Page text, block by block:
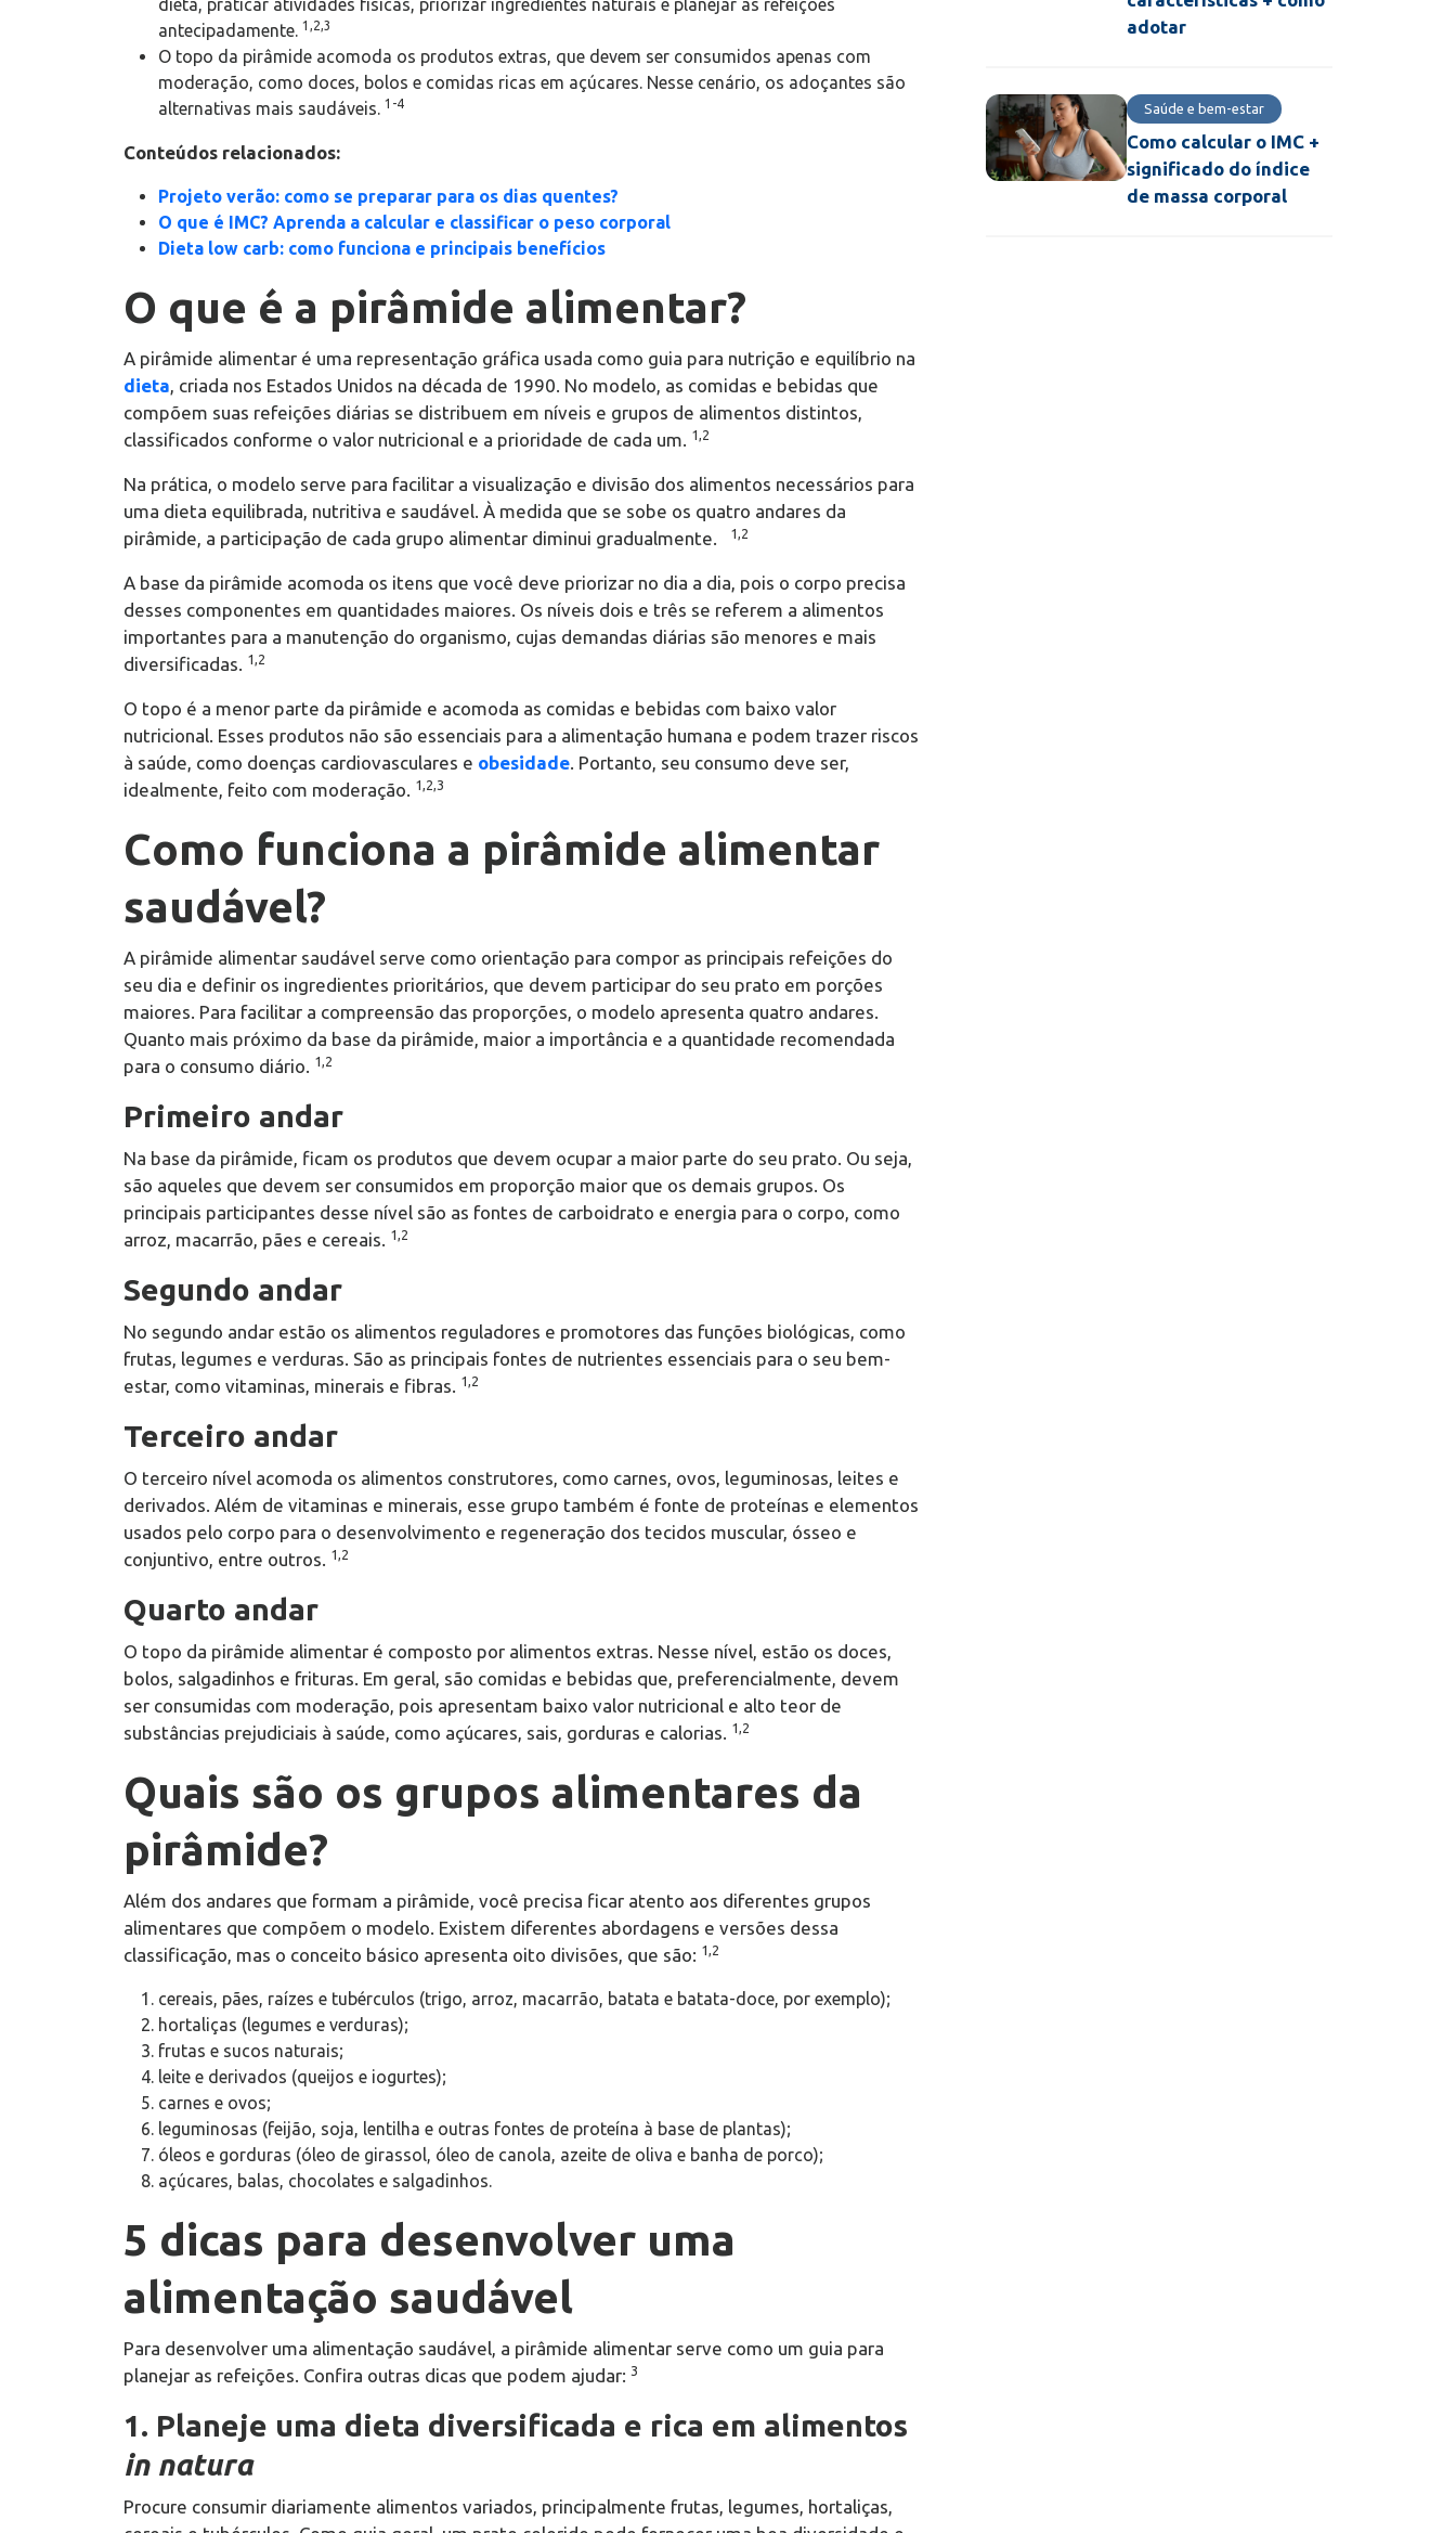
dieta, praticar atividades físicas, priorizar ingredientes naturais e planejar as refeições
antecipadamente. 1,2,3
O topo da pirâmide acomoda os produtos extras, que devem ser consumidos apenas com
moderação, como doces, bolos e comidas ricas em açúcares. Nesse cenário, os adoçantes são
alternativas mais saudáveis. 1-4
Conteúdos relacionados:
Projeto verão: como se preparar para os dias quentes?
O que é IMC? Aprenda a calcular e classificar o peso corporal
Dieta low carb: como funciona e principais benefícios
O que é a pirâmide alimentar?
A pirâmide alimentar é uma representação gráfica usada como guia para nutrição e equilíbrio na
dieta, criada nos Estados Unidos na década de 1990. No modelo, as comidas e bebidas que
compõem suas refeições diárias se distribuem em níveis e grupos de alimentos distintos,
classificados conforme o valor nutricional e a prioridade de cada um. 1,2
Na prática, o modelo serve para facilitar a visualização e divisão dos alimentos necessários para
uma dieta equilibrada, nutritiva e saudável. À medida que se sobe os quatro andares da
pirâmide, a participação de cada grupo alimentar diminui gradualmente.
1,2
A base da pirâmide acomoda os itens que você deve priorizar no dia a dia, pois o corpo precisa
desses componentes em quantidades maiores. Os níveis dois e três se referem a alimentos
importantes para a manutenção do organismo, cujas demandas diárias são menores e mais
diversificadas. 1,2
O topo é a menor parte da pirâmide e acomoda as comidas e bebidas com baixo valor
nutricional. Esses produtos não são essenciais para a alimentação humana e podem trazer riscos
à saúde, como doenças cardiovasculares e obesidade. Portanto, seu consumo deve ser,
idealmente, feito com moderação. 1,2,3
Como funciona a pirâmide alimentar
saudável?
A pirâmide alimentar saudável serve como orientação para compor as principais refeições do
seu dia e definir os ingredientes prioritários, que devem participar do seu prato em porções
maiores. Para facilitar a compreensão das proporções, o modelo apresenta quatro andares.
Quanto mais próximo da base da pirâmide, maior a importância e a quantidade recomendada
para o consumo diário. 1,2
Primeiro andar
Na base da pirâmide, ficam os produtos que devem ocupar a maior parte do seu prato. Ou seja,
são aqueles que devem ser consumidos em proporção maior que os demais grupos. Os
principais participantes desse nível são as fontes de carboidrato e energia para o corpo, como
arroz, macarrão, pães e cereais. 1,2
Segundo andar
No segundo andar estão os alimentos reguladores e promotores das funções biológicas, como
frutas, legumes e verduras. São as principais fontes de nutrientes essenciais para o seu bem-
estar, como vitaminas, minerais e fibras. 1,2
Terceiro andar
O terceiro nível acomoda os alimentos construtores, como carnes, ovos, leguminosas, leites e
derivados. Além de vitaminas e minerais, esse grupo também é fonte de proteínas e elementos
usados pelo corpo para o desenvolvimento e regeneração dos tecidos muscular, ósseo e
conjuntivo, entre outros. 1,2
Quarto andar
O topo da pirâmide alimentar é composto por alimentos extras. Nesse nível, estão os doces,
bolos, salgadinhos e frituras. Em geral, são comidas e bebidas que, preferencialmente, devem
ser consumidas com moderação, pois apresentam baixo valor nutricional e alto teor de
substâncias prejudiciais à saúde, como açúcares, sais, gorduras e calorias. 1,2
Quais são os grupos alimentares da
pirâmide?
Além dos andares que formam a pirâmide, você precisa ficar atento aos diferentes grupos
alimentares que compõem o modelo. Existem diferentes abordagens e versões dessa
classificação, mas o conceito básico apresenta oito divisões, que são: 1,2
cereais, pães, raízes e tubérculos (trigo, arroz, macarrão, batata e batata-doce, por exemplo);
hortaliças (legumes e verduras);
frutas e sucos naturais;
leite e derivados (queijos e iogurtes);
carnes e ovos;
leguminosas (feijão, soja, lentilha e outras fontes de proteína à base de plantas);
óleos e gorduras (óleo de girassol, óleo de canola, azeite de oliva e banha de porco);
açúcares, balas, chocolates e salgadinhos.
5 dicas para desenvolver uma
alimentação saudável
Para desenvolver uma alimentação saudável, a pirâmide alimentar serve como um guia para
planejar as refeições. Confira outras dicas que podem ajudar: 3
1. Planeje uma dieta diversificada e rica em alimentos
in natura
Procure consumir diariamente alimentos variados, principalmente frutas, legumes, hortaliças,
adotar
Saúde e bem-estar
Como calcular o IMC +
significado do índice
de massa corporal